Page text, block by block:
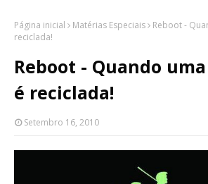
Página inicial Matérias Especiais
Reboot -
reciclada!
Reboot - Quando
é reciclada!
Setembro 16, 2010